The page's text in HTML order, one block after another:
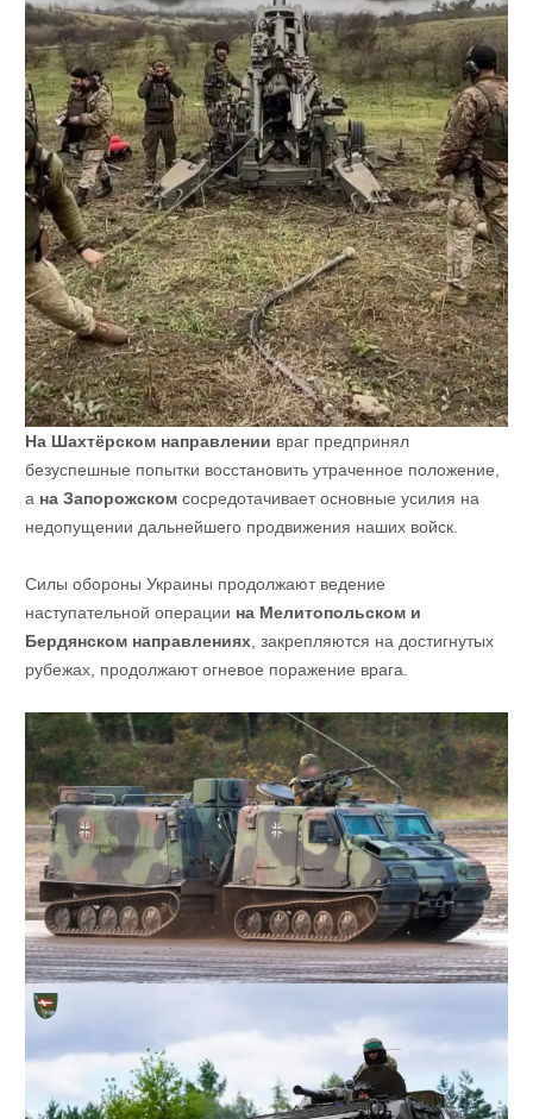
На Шахтёрском направлении враг предпринял
безуспешные попытки восстановить утраченное положение,
а на Запорожскомсосредотачивает основные усилия на
недопущении дальнейшего продвижения наших войск.
Силы обороны Украины продолжают ведение
наступательной операции на Мелитопольском и
Бердянском направлениях, закрепляются на достигнутых
рубежах, продолжают огневое поражение врага.